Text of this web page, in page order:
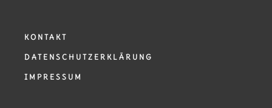
KONTAKT
DATENSCHUTZERKLÄRUNG
IMPRESSUM